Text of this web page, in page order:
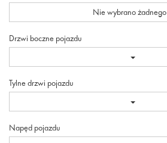
Nie wybrano żadnego
Drzwi boczne pojazdu
Tylne drzwi pojazdu
Napęd pojazdu